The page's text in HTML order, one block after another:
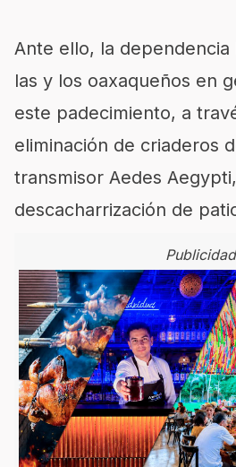
Ante ello, la dependencia
las y los oaxaqueños en
este padecimiento, a
eliminación de criaderos
transmisor Aedes
descacharrización de
Publicidad